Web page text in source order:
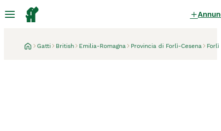
Gatti British Emilia-Romagna Provincia di Forlì-Cesena Forlì